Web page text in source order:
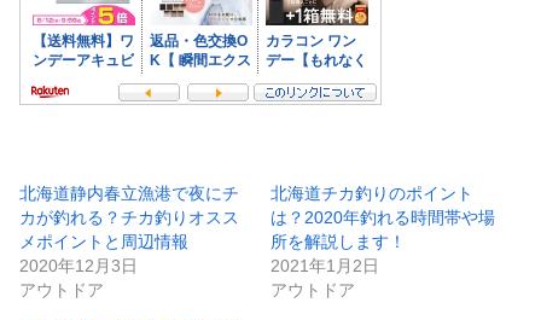
北海道静内春立漁港で夜にチ
カが釣れる？チカ釣りオスス
メポイントと周辺情報
2020年12月3日
アウトドア
北海道チカ釣りのポイント
は？2020年釣れる時間帯や場
所を解説します！
2021年1月2日
アウトドア